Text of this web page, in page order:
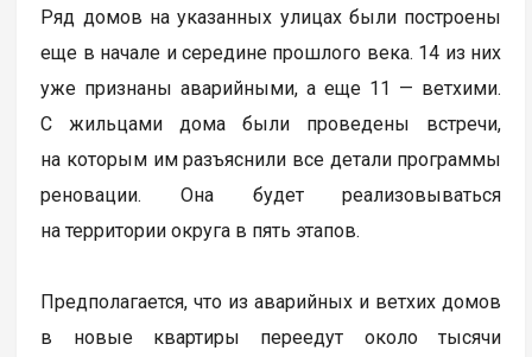
Ряд домов на указанных улицах были построены
еще в начале и середине прошлого века. 14 из них
уже признаны аварийными, а еще 11 — ветхими.
С жильцами дома были проведены встречи,
на которым им разъяснили все детали программы
реновации. Она будет реализовываться
на территории округа в пять этапов.
Предполагается, что из аварийных и ветхих домов
в новые квартиры переедут около тысячи